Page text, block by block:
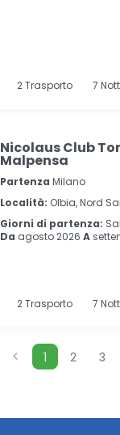
2Trasporto 7
Nicolaus Club
Malpensa
Partenza Milano
Località: Olbia, Nord
Giorni di partenza:
Da agosto 2026 A
2Trasporto 7
1 2 3